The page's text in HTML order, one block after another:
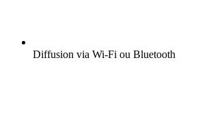
Diffusion via Wi-Fi ou Bluetooth